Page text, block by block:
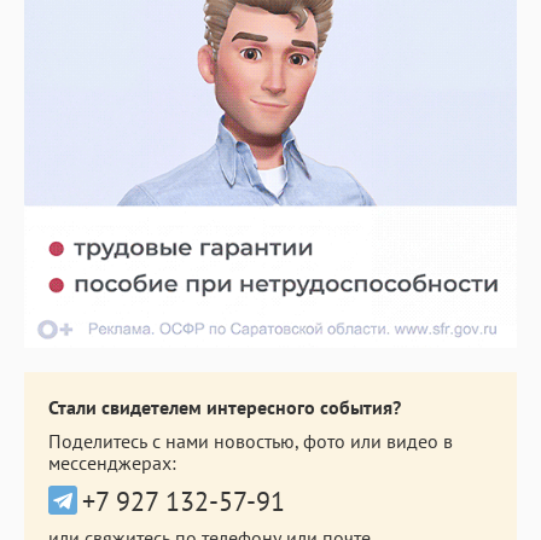
Стали свидетелем интересного события?
Поделитесь с нами новостью, фото или видео в
мессенджерах:
+7 927 132-57-91